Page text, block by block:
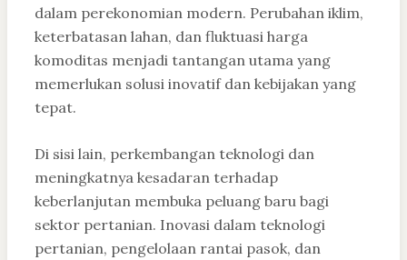
dalam perekonomian modern. Perubahan iklim,
keterbatasan lahan, dan fluktuasi harga
komoditas menjadi tantangan utama yang
memerlukan solusi inovatif dan kebijakan yang
tepat.
Di sisi lain, perkembangan teknologi dan
meningkatnya kesadaran terhadap
keberlanjutan membuka peluang baru bagi
sektor pertanian. Inovasi dalam teknologi
pertanian, pengelolaan rantai pasok, dan